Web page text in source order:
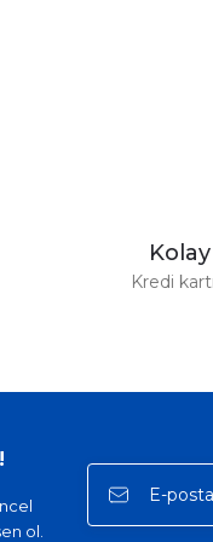
Kredi
ol.